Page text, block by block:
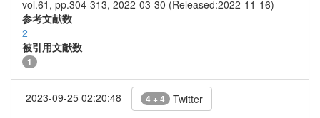
vol.61, pp.304-313, 2022-03-30 (Released:2022-11-16)
参考文献数
2
被引用文献数
1
2023-09-25 02:20:48 4 + 4 Twitter